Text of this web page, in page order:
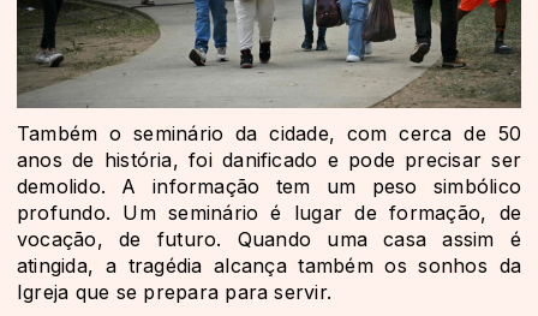
Também o seminário da cidade, com cerca de 50
anos de história, foi danificado e pode precisar ser
demolido. A informação tem um peso simbólico
profundo. Um seminário é lugar de formação, de
vocação, de futuro. Quando uma casa assim é
atingida, a tragédia alcança também os sonhos da
Igreja que se prepara para servir.